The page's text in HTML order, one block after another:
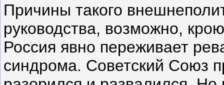
Причины такого
руководства, возможно,
Россия явно переживает
синдрома. Советский Союз